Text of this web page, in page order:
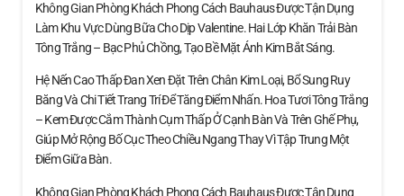
Không Gian Phòng Khách Phong Cách Bauhaus Được Tận Dụng
Làm Khu Vực Dùng Bữa Cho Dịp Valentine. Hai Lớp Khăn Trải Bàn
Tông Trắng – Bạc Phủ Chồng, Tạo Bề Mặt Ánh Kim Bắt Sáng.
Hệ Nến Cao Thấp Đan Xen Đặt Trên Chân Kim Loại, Bổ Sung Ruy
Băng Và Chi Tiết Trang Trí Để Tăng Điểm Nhấn. Hoa Tươi Tông Trắng
– Kem Được Cắm Thành Cụm Thấp Ở Cạnh Bàn Và Trên Ghế Phụ,
Giúp Mở Rộng Bố Cục Theo Chiều Ngang Thay Vì Tập Trung Một
Điểm Giữa Bàn.
Không Gian Phòng Khách Phong Cách Bauhaus Được Tận Dụng